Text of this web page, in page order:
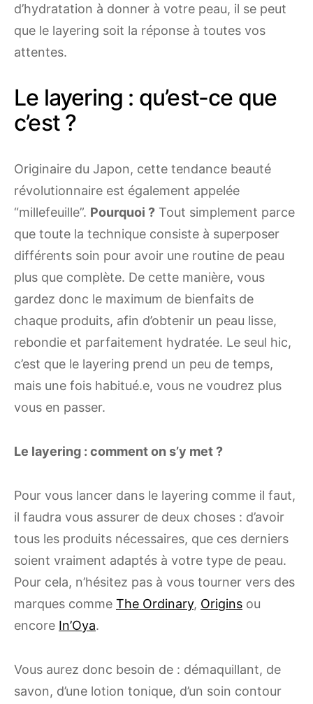
d’hydratation à donner à votre peau, il se peut
que le layering soit la réponse à toutes vos
attentes.
Le layering : qu’est-ce que
c’est ?
Originaire du Japon, cette tendance beauté
révolutionnaire est également appelée
“millefeuille”. Pourquoi ? Tout simplement parce
que toute la technique consiste à superposer
différents soin pour avoir une routine de peau
plus que complète. De cette manière, vous
gardez donc le maximum de bienfaits de
chaque produits, afin d’obtenir un peau lisse,
rebondie et parfaitement hydratée. Le seul hic,
c’est que le layering prend un peu de temps,
mais une fois habitué.e, vous ne voudrez plus
vous en passer.
Le layering : comment on s’y met ?
Pour vous lancer dans le layering comme il faut,
il faudra vous assurer de deux choses : d’avoir
tous les produits nécessaires, que ces derniers
soient vraiment adaptés à votre type de peau.
Pour cela, n’hésitez pas à vous tourner vers des
marques comme The Ordinary, Origins ou
encore In’Oya.
Vous aurez donc besoin de : démaquillant, de
savon, d’une lotion tonique, d’un soin contour